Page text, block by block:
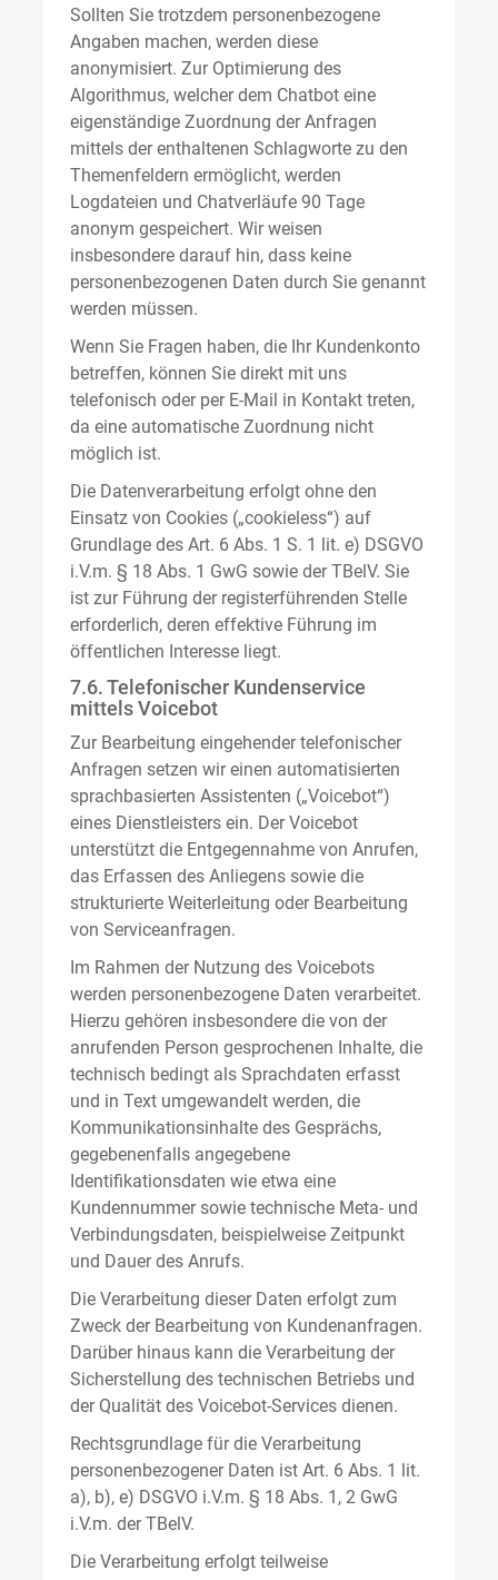
Sollten Sie trotzdem personenbezogene
Angaben machen, werden diese
anonymisiert. Zur Optimierung des
Algorithmus, welcher dem Chatbot eine
eigenständige Zuordnung der Anfragen
mittels der enthaltenen Schlagworte zu den
Themenfeldern ermöglicht, werden
Logdateien und Chatverläufe 90 Tage
anonym gespeichert. Wir weisen
insbesondere darauf hin, dass keine
personenbezogenen Daten durch Sie genannt
werden müssen.
Wenn Sie Fragen haben, die Ihr Kundenkonto
betreffen, können Sie direkt mit uns
telefonisch oder per E-Mail in Kontakt treten,
da eine automatische Zuordnung nicht
möglich ist.
Die Datenverarbeitung erfolgt ohne den
Einsatz von Cookies („cookieless“) auf
Grundlage des Art. 6 Abs. 1 S. 1 lit. e) DSGVO
i.V.m. § 18 Abs. 1 GwG sowie der TBelV. Sie
ist zur Führung der registerführenden Stelle
erforderlich, deren effektive Führung im
öffentlichen Interesse liegt.
7.6. Telefonischer Kundenservice
mittels Voicebot
Zur Bearbeitung eingehender telefonischer
Anfragen setzen wir einen automatisierten
sprachbasierten Assistenten („Voicebot“)
eines Dienstleisters ein. Der Voicebot
unterstützt die Entgegennahme von Anrufen,
das Erfassen des Anliegens sowie die
strukturierte Weiterleitung oder Bearbeitung
von Serviceanfragen.
Im Rahmen der Nutzung des Voicebots
werden personenbezogene Daten verarbeitet.
Hierzu gehören insbesondere die von der
anrufenden Person gesprochenen Inhalte, die
technisch bedingt als Sprachdaten erfasst
und in Text umgewandelt werden, die
Kommunikationsinhalte des Gesprächs,
gegebenenfalls angegebene
Identifikationsdaten wie etwa eine
Kundennummer sowie technische Meta- und
Verbindungsdaten, beispielweise Zeitpunkt
und Dauer des Anrufs.
Die Verarbeitung dieser Daten erfolgt zum
Zweck der Bearbeitung von Kundenanfragen.
Darüber hinaus kann die Verarbeitung der
Sicherstellung des technischen Betriebs und
der Qualität des Voicebot-Services dienen.
Rechtsgrundlage für die Verarbeitung
personenbezogener Daten ist Art. 6 Abs. 1 lit.
a), b), e) DSGVO i.V.m. § 18 Abs. 1, 2 GwG
i.V.m. der TBelV.
Die Verarbeitung erfolgt teilweise